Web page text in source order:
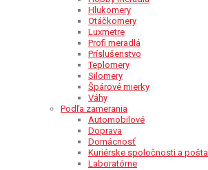
Hlukomery
Otáčkomery
Luxmetre
Profi meradlá
Príslušenstvo
Teplomery
Silomery
Špárové mierky
Váhy
Podľa zamerania
Automobilové
Doprava
Domácnosť
Kuriérske spoločnosti a pošta
Laboratórne